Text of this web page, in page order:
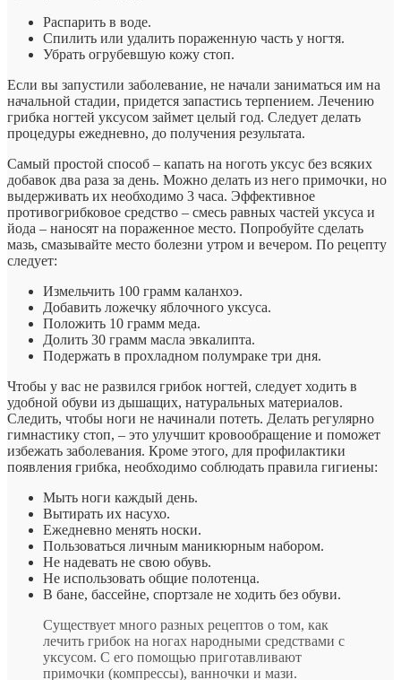
Распарить в воде.
Спилить или удалить пораженную часть у ногтя.
Убрать огрубевшую кожу стоп.
Если вы запустили заболевание, не начали заниматься им на
начальной стадии, придется запастись терпением. Лечению
грибка ногтей уксусом займет целый год. Следует делать
процедуры ежедневно, до получения результата.
Самый простой способ – капать на ноготь уксус без всяких
добавок два раза за день. Можно делать из него примочки, но
выдерживать их необходимо 3 часа. Эффективное
противогрибковое средство – смесь равных частей уксуса и
йода – наносят на пораженное место. Попробуйте сделать
мазь, смазывайте место болезни утром и вечером. По рецепту
следует:
Измельчить 100 грамм каланхоэ.
Добавить ложечку яблочного уксуса.
Положить 10 грамм меда.
Долить 30 грамм масла эвкалипта.
Подержать в прохладном полумраке три дня.
Чтобы у вас не развился грибок ногтей, следует ходить в
удобной обуви из дышащих, натуральных материалов.
Следить, чтобы ноги не начинали потеть. Делать регулярно
гимнастику стоп, – это улучшит кровообращение и поможет
избежать заболевания. Кроме этого, для профилактики
появления грибка, необходимо соблюдать правила гигиены:
Мыть ноги каждый день.
Вытирать их насухо.
Ежедневно менять носки.
Пользоваться личным маникюрным набором.
Не надевать не свою обувь.
Не использовать общие полотенца.
В бане, бассейне, спортзале не ходить без обуви.
Существует много разных рецептов о том, как
лечить грибок на ногах народными средствами с
уксусом. С его помощью приготавливают
примочки (компрессы), ванночки и мази.